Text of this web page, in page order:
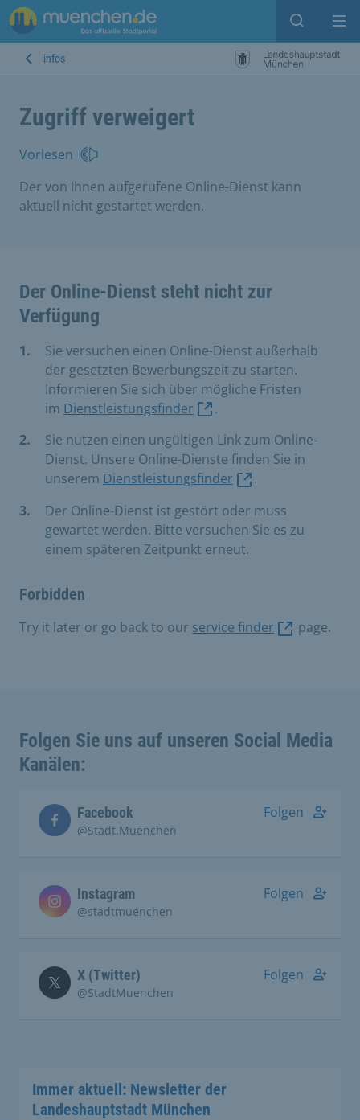
Suche
infos
Zugriff verweigert
Vorlesen
Der von Ihnen aufgerufene Online-Dienst kann
aktuell nicht gestartet werden.
Der Online-Dienst steht nicht zur
Verfügung
Sie versuchen einen Online-Dienst außerhalb
der gesetzten Bewerbungszeit zu starten.
Informieren Sie sich über mögliche Fristen
im Dienstleistungsfinder
.
Sie nutzen einen ungültigen Link zum Online-
Dienst. Unsere Online-Dienste finden Sie in
unserem Dienstleistungsfinder
.
Der Online-Dienst ist gestört oder muss
gewartet werden. Bitte versuchen Sie es zu
einem späteren Zeitpunkt erneut.
Forbidden
Try it later or go back to our service finder page.
Folgen Sie uns auf unseren Social Media
Kanälen:
Facebook
@Stadt.Muenchen
Folgen
Instagram
@stadtmuenchen
Folgen
X (Twitter)
@StadtMuenchen
Folgen
Immer aktuell: Newsletter der
Landeshauptstadt München